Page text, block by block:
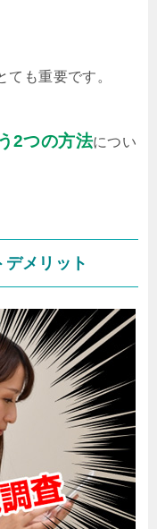
も重要です。
2つの方法につい
メリット